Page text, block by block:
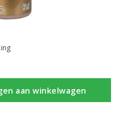
aan winkelwagen